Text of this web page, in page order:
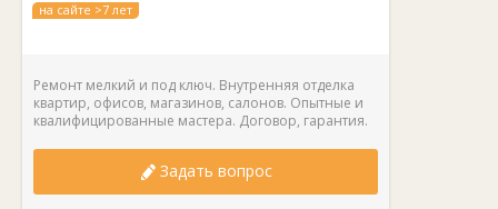
на сайте >7 лет
Ремонт мелкий и под ключ. Внутренняя отделка
квартир, офисов, магазинов, салонов. Опытные и
квалифицированные мастера. Договор, гарантия.
Задать вопрос